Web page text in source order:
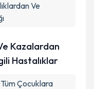
Ve
Kazalardan
Hastalıklar
Çocuklara